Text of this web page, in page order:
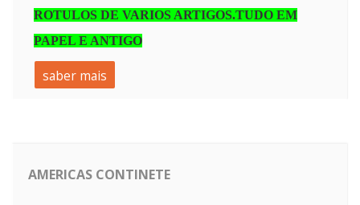
ROTULOS DE VARIOS ARTIGOS.TUDO EM
PAPEL E ANTIGO
saber mais
AMERICAS CONTINETE